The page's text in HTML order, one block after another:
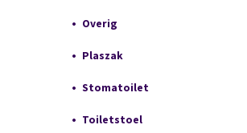
Overig
Plaszak
Stomatoilet
Toiletstoel